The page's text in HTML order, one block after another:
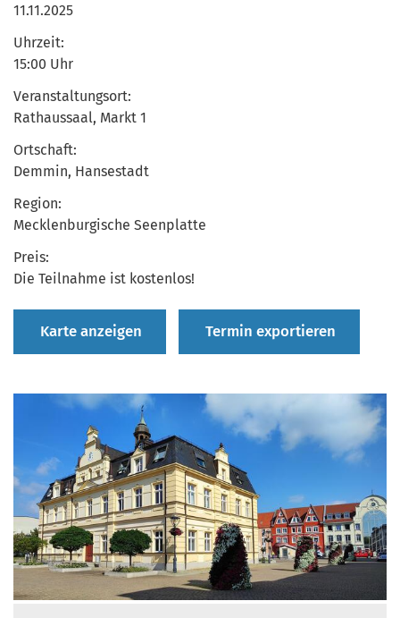
11.11.2025
Uhrzeit:
15:00 Uhr
Veranstaltungsort:
Rathaussaal, Markt 1
Ortschaft:
Demmin, Hansestadt
Region:
Mecklenburgische Seenplatte
Preis:
Die Teilnahme ist kostenlos!
Karte anzeigen Termin exportieren